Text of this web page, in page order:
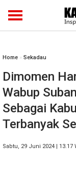
Home » Sekadau
Dimomen
Wabup
Sebagai
Terbanyak
Sabtu, 29 Juni 2024 | 13.17